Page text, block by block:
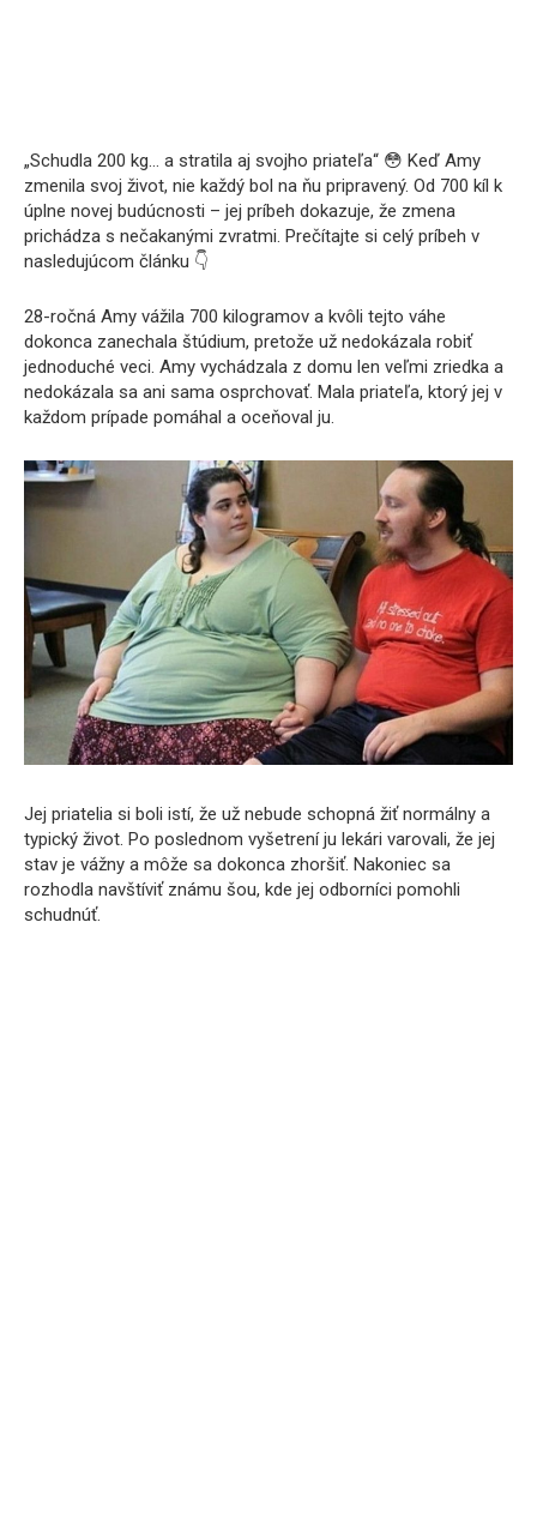
„Schudla 200 kg… a stratila aj svojho priateľa“ 😳 Keď Amy
zmenila svoj život, nie každý bol na ňu pripravený. Od 700 kíl k
úplne novej budúcnosti – jej príbeh dokazuje, že zmena
prichádza s nečakanými zvratmi. Prečítajte si celý príbeh v
nasledujúcom článku 👇
28-ročná Amy vážila 700 kilogramov a kvôli tejto váhe
dokonca zanechala štúdium, pretože už nedokázala robiť
jednoduché veci. Amy vychádzala z domu len veľmi zriedka a
nedokázala sa ani sama osprchovať. Mala priateľa, ktorý jej v
každom prípade pomáhal a oceňoval ju.
Jej priatelia si boli istí, že už nebude schopná žiť normálny a
typický život. Po poslednom vyšetrení ju lekári varovali, že jej
stav je vážny a môže sa dokonca zhoršiť. Nakoniec sa
rozhodla navštíviť známu šou, kde jej odborníci pomohli
schudnúť.